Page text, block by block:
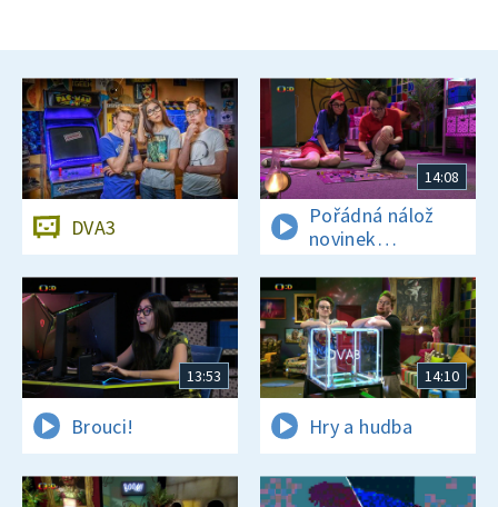
DVA3
14:08
Pořádná nálož
novinek
a zajímavostí
13:53
Brouci!
14:10
Hry a hudba